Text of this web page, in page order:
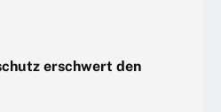
erschwert den